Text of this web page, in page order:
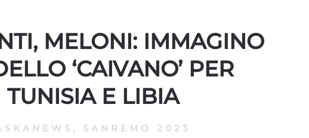
MELONI: IMMAGINO
‘CAIVANO’ PER
TUNISIA E LIBIA
, SANREMO 2023